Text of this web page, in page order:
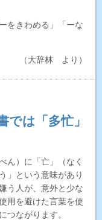
をきわめる」「ーな
（大辞林 より）
では「多忙」
ん）に「亡」（なく
」という意味があり
う人が、意外と少な
用を避けた言葉を使
につながります。